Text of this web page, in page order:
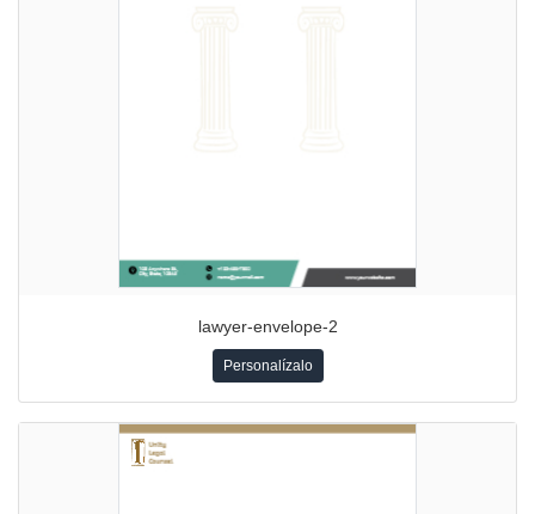
lawyer-envelope-2
Personalízalo